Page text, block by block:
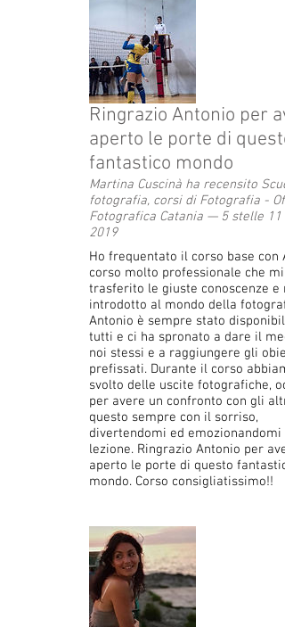
Ringrazio Antonio per
aperto le porte di questo
fantastico mondo
Martina Cuscinà ha recensito
fotografia, corsi di Fotografia -
Fotografica Catania — 5 stelle 11
2019
Ho frequentato il corso base con
corso molto professionale che mi
trasferito le giuste conoscenze e
introdotto al mondo della
Antonio è sempre stato
tutti e ci ha spronato a dare il
noi stessi e a raggiungere gli
prefissati. Durante il corso
svolto delle uscite fotografiche,
per avere un confronto con gli
questo sempre con il sorriso,
divertendomi ed emozionandomi
lezione. Ringrazio Antonio per
aperto le porte di questo
mondo. Corso consigliatissimo!!